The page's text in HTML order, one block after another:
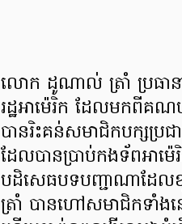
លោក ដូណាល់ ត្រាំ ប្រធ
រដ្ឋអាម៉េរិក ដែលមកពីគណ
បានរិះគន់សមាជិកបក្សប្រ
ដែលបានប្រាប់កងទ័ពអាម៉េ
បដិសេធបទបញ្ជាណាដែ
ត្រាំ បានហៅសមាជិកទាំង